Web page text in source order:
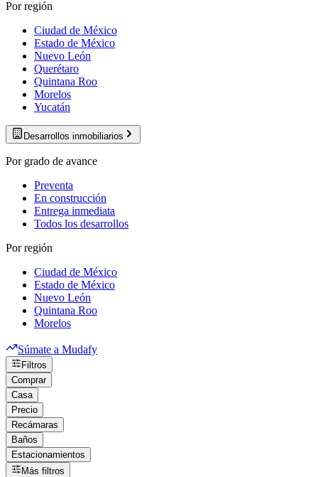
Por región
Ciudad de México
Estado de México
Nuevo León
Querétaro
Quintana Roo
Morelos
Yucatán
Desarrollos inmobiliarios
Por grado de avance
Preventa
En construcción
Entrega inmediata
Todos los desarrollos
Por región
Ciudad de México
Estado de México
Nuevo León
Quintana Roo
Morelos
Súmate a Mudafy
Filtros
Comprar
Casa
Precio
Recámaras
Baños
Estacionamientos
Más filtros